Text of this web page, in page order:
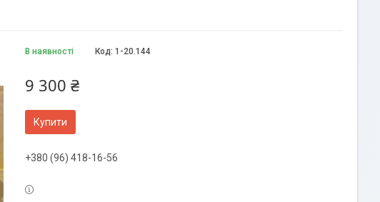
В наявності Код: 1-20.144
9 300 ₴
Купити
+380 (96) 418-16-56